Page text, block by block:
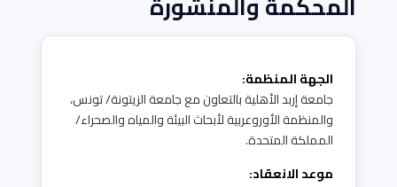
الجهة المنظمة:
جامعة إربد الأهلية بالتعاون مع جامعة الزيتونة/ تونس،
والمنظمة الأوروعربية لأبحاث البيئة والمياه والصحراء/
المملكة المتحدة.
موعد الانعقاد: